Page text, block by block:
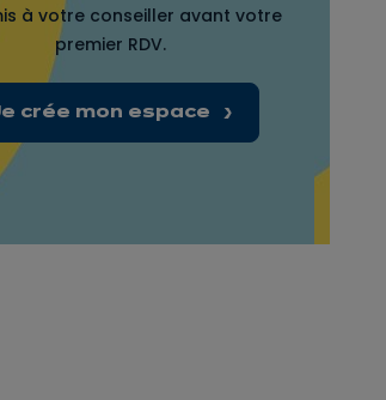
à votre conseiller avant votre
premier RDV.
crée mon espace